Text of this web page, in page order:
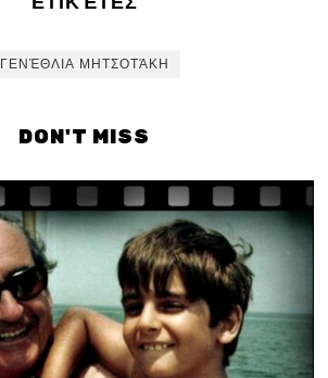
ΓΕΝΈΘΛΙΑ ΜΗΤΣΟΤΆΚΗ
DON'T MISS